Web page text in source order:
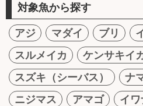
対象魚から探す
アジ マダイ ブリ
スルメイカ
ケンサキイ
スズキ（シーバス）
ナ
ニジマス
アマゴ イワ